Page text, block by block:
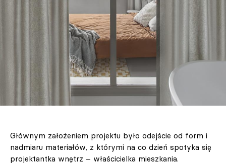
Głównym założeniem projektu było odejście od form i
nadmiaru materiałów, z którymi na co dzień spotyka się
projektantka wnętrz – właścicielka mieszkania.